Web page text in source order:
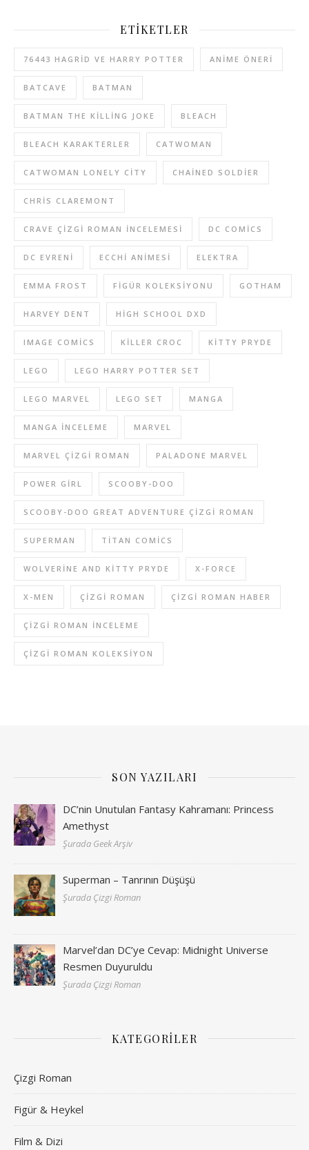
ETIKETLER
76443 HAGRID VE HARRY POTTER ANIME ÖNERI
BATCAVE BATMAN
BATMAN THE KILLING JOKE BLEACH
BLEACH KARAKTERLER CATWOMAN
CATWOMAN LONELY CITY CHAINED SOLDIER
CHRIS CLAREMONT
CRAVE ÇIZGI ROMAN INCELEMESI DC COMICS
DC EVRENI ECCHI ANIMESI ELEKTRA
EMMA FROST FIGÜR KOLEKSIYONU GOTHAM
HARVEY DENT HIGH SCHOOL DXD
IMAGE COMICS KILLER CROC KITTY PRYDE
LEGO LEGO HARRY POTTER SET
LEGO MARVEL LEGO SET MANGA
MANGA INCELEME MARVEL
MARVEL ÇIZGI ROMAN PALADONE MARVEL
POWER GIRL SCOOBY-DOO
SCOOBY-DOO GREAT ADVENTURE ÇIZGI ROMAN
SUPERMAN TITAN COMICS
WOLVERINE AND KITTY PRYDE X-FORCE
X-MEN ÇIZGI ROMAN ÇIZGI ROMAN HABER
ÇIZGI ROMAN INCELEME
ÇIZGI ROMAN KOLEKSIYON
SON YAZILARI
DC’nin Unutulan Fantasy Kahramanı: Princess
Amethyst
Şurada Geek Arşiv
Superman – Tanrının Düşüşü
Şurada Çizgi Roman
Marvel’dan DC’ye Cevap: Midnight Universe
Resmen Duyuruldu
Şurada Çizgi Roman
KATEGORILER
Çizgi Roman
Figür & Heykel
Film & Dizi